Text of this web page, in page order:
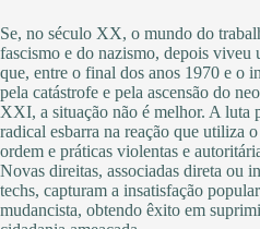
Se, no século XX, o mundo do
fascismo e do nazismo, depois viveu
que, entre o final dos anos 1970 e o
pela catástrofe e pela ascensão do
XXI, a situação não é melhor. A luta
radical esbarra na reação que utiliza
ordem e práticas violentas e
Novas direitas, associadas direta ou
techs, capturam a insatisfação
mudancista, obtendo êxito em